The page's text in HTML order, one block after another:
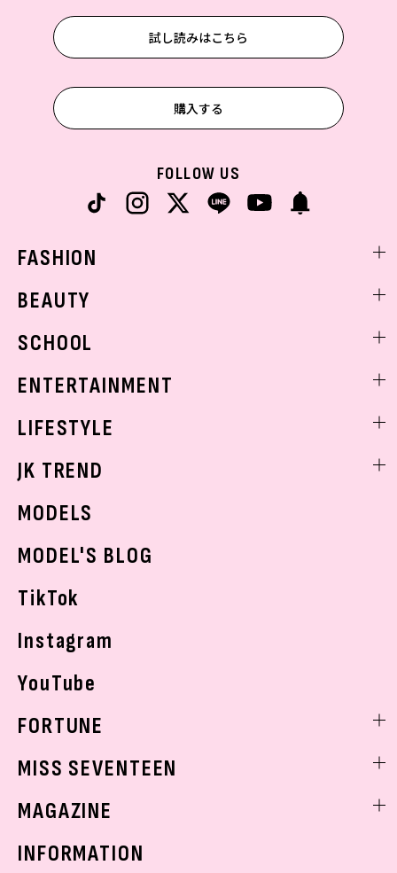
試し読みはこちら
購入する
FOLLOW US
FASHION
着回し
BEAUTY
ベストコスメ
ボディケア
SCHOOL
学校ヘアメイク
ENTERTAINMENT
K-POP
LIFESTYLE
モデルの購入品
おでかけ
JK TREND
MODELS
MODEL'S BLOG
TikTok
Instagram
YouTube
FORTUNE
MISS SEVENTEEN
MAGAZINE
INFORMATION